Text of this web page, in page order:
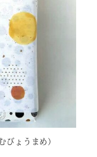
びょうまめ）